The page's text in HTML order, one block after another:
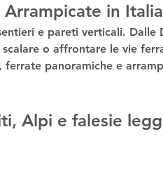
in
e pareti verticali.
o affrontare le vie
, ferrate panoramiche e
Alpi e falesie